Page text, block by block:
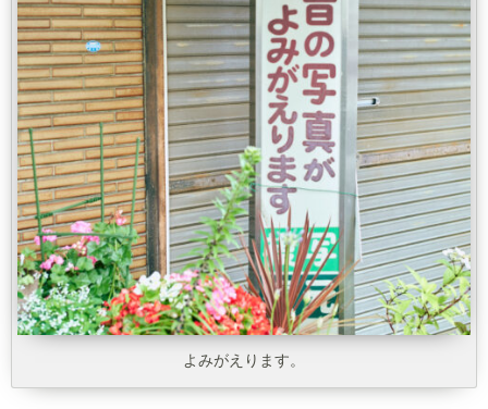
よみがえります。